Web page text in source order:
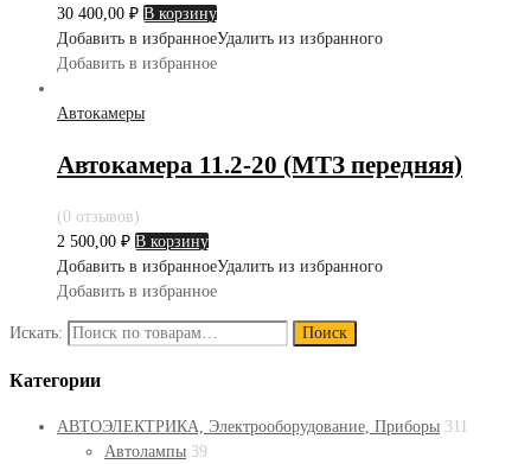
30 400,00 ₽ В корзину
Добавить в избранноеУдалить из избранного
Добавить в избранное
Автокамеры
Автокамера 11.2-20 (МТЗ передняя)
(0 отзывов)
2 500,00 ₽ В корзину
Добавить в избранноеУдалить из избранного
Добавить в избранное
Искать: Поиск
Категории
АВТОЭЛЕКТРИКА, Электрооборудование, Приборы 311
Автолампы 39